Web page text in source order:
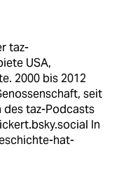
taz-
USA,
2000 bis 2012
seit
taz-Podcasts
In
hat-